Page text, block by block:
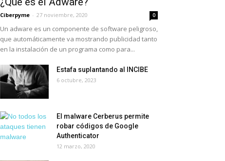
Ciberpyme - 27 noviembre, 2020 0
Un adware es un componente de software peligroso,
que automáticamente va mostrando publicidad tanto
en la instalación de un programa como para...
Estafa suplantando al INCIBE
6 octubre, 2023
El malware Cerberus permite
robar códigos de Google
Authenticator
12 marzo, 2020